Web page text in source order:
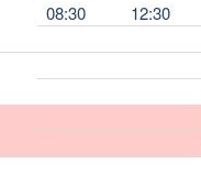
08:30 12:30